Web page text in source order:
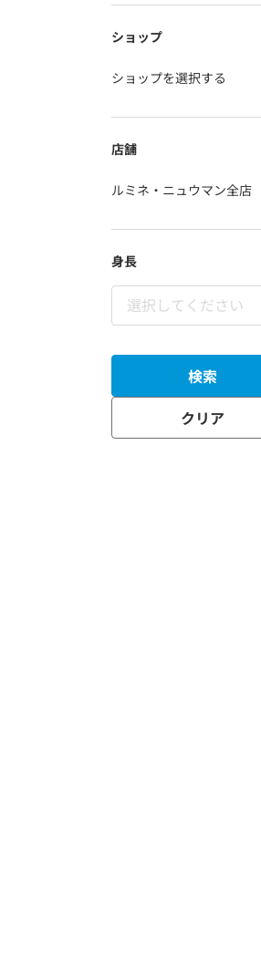
ショップ
ショップを選択する
店舗
ルミネ・ニュウマン全店
身長
検索
クリア